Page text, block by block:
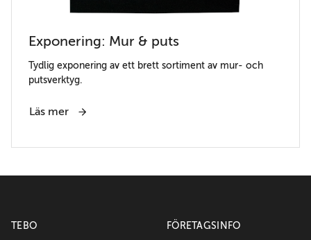
Exponering: Mur & puts
Tydlig exponering av ett brett sortiment av mur- och
putsverktyg.
Läs mer
TEBO
FÖRETAGSINFO